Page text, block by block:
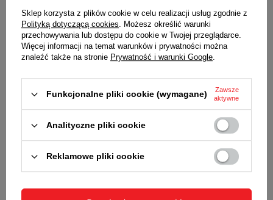
Odroczone płatności. Kup teraz, zapłać za 30 dni, jeżeli nie
zwrócisz
DANE TECHNICZNE:
WODOSZCZELNOŚĆ
Klasa szczelności WR / 30M - odporny na
zachlapania
SZKIEŁKO
Szkiełko mineralne o podwyższonej odporności na
Sklep korzysta z plików cookie w celu realizacji usług zgodnie z
Polityką dotyczącą cookies. Możesz określić warunki
przechowywania lub dostępu do cookie w Twojej przeglądarce.
Więcej informacji na temat warunków i prywatności można
znaleźć także na stronie Prywatność i warunki Google.
Funkcjonalne pliki cookie (wymagane)
Zawsze
aktywne
Analityczne pliki cookie
Reklamowe pliki cookie